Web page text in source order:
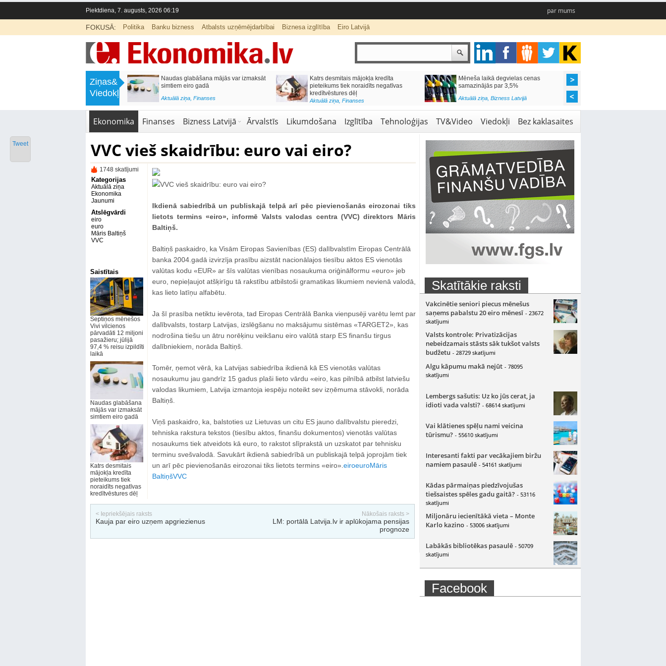
Piektdiena, 7. augusts, 2026 06:19 par mums
FOKUSĀ: Politika Banku bizness Atbalsts uzņēmējdarbībai Biznesa izglītība Eiro Latvijā
Ziņas&
Viedokļi
Septiņos mēnešos Vivi vilcienos
pārvadāti 12 miljoni pasažieru; jūlijā
Naudas glabāšana mājās var izmaksāt
simtiem eiro gadā
Aktuālā ziņa, Finanses
Katrs desmitais mājokļa kredīta
pieteikums tiek noraidīts negatīvas
kredītvēstures dēļ
Aktuālā ziņa, Finanses
Mēneša laikā degvielas cenas
samazinājās par 3,5%
Aktuālā ziņa, Bizness Latvijā
Ekonomika Finanses Bizness Latvijā Ārvalstīs Likumdošana Izglītība Tehnoloģijas TV&Video Viedokļi Bez kaklasaites
VVC vieš skaidrību: euro vai eiro?
1748 skatījumi
Kategorijas
Aktuālā ziņa
Ekonomika
Jaunumi
Atslēgvārdi
eiro
euro
Māris Baltiņš
VVC
Saistītais
Septiņos mēnešos
Vivi vilcienos
pārvadāti 12 miljoni
pasažieru; jūlijā
97,4 % reisu izpildīti
laikā
Naudas glabāšana
mājās var izmaksāt
simtiem eiro gadā
Katrs desmitais
mājokļa kredīta
pieteikums tiek
noraidīts negatīvas
kredītvēstures dēļ
Ikdienā sabiedrībā un publiskajā telpā arī pēc pievienošanās eirozonai tiks
lietots termins «eiro», informē Valsts valodas centra (VVC) direktors Māris
Baltiņš.
Baltiņš paskaidro, ka Visām Eiropas Savienības (ES) dalībvalstīm Eiropas Centrālā
banka 2004.gadā izvirzīja prasību aizstāt nacionālajos tiesību aktos ES vienotās
valūtas kodu «EUR» ar šīs valūtas vienības nosaukuma oriģinālformu «euro» jeb
euro, nepieļaujot atšķirīgu tā rakstību atbilstoši gramatikas likumiem nevienā valodā,
kas lieto latīņu alfabētu.
Ja šī prasība netiktu ievērota, tad Eiropas Centrālā Banka vienpusēji varētu lemt par
dalībvalsts, tostarp Latvijas, izslēgšanu no maksājumu sistēmas «TARGET2», kas
nodrošina tiešu un ātru norēķinu veikšanu eiro valūtā starp ES finanšu tirgus
dalībniekiem, norāda Baltiņš.
Tomēr, ņemot vērā, ka Latvijas sabiedrība ikdienā kā ES vienotās valūtas
nosaukumu jau gandrīz 15 gadus plaši lieto vārdu «eiro, kas pilnībā atbilst latviešu
valodas likumiem, Latvija izmantoja iespēju noteikt sev izņēmuma stāvokli, norāda
Baltiņš.
Viņš paskaidro, ka, balstoties uz Lietuvas un citu ES jauno dalībvalstu pieredzi,
tehniska rakstura tekstos (tiesību aktos, finanšu dokumentos) vienotās valūtas
nosaukums tiek atveidots kā euro, to rakstot slīprakstā un uzskatot par tehnisku
terminu svešvalodā. Savukārt ikdienā sabiedrībā un publiskajā telpā joprojām tiek
un arī pēc pievienošanās eirozonai tiks lietots termins «eiro». eiroeuroMāris
BaltiņšVVC
< Iepriekšējais raksts
Kauja par eiro uzņem apgriezienus
Nākošais raksts >
LM: portālā Latvija.lv ir aplūkojama pensijas
prognoze
Skatītākie raksti
Vakcinētie seniori piecus mēnešus
saņems pabalstu 20 eiro mēnesī - 23672
skatījumi
Valsts kontrole: Privatizācijas
nebeidzamais stāsts sāk tukšot valsts
budžetu - 28729 skatījumi
Algu kāpumu makā nejūt - 78095
skatījumi
Lembergs sašutis: Uz ko jūs cerat, ja
idioti vada valsti? - 68614 skatījumi
Vai klātienes spēļu nami veicina
tūrismu? - 55610 skatījumi
Interesanti fakti par vecākajiem biržu
namiem pasaulē - 54161 skatījumi
Kādas pārmaiņas piedzīvojušas
tiešsaistes spēles gadu gaitā? - 53116
skatījumi
Miljonāru iecienītākā vieta – Monte
Karlo kazino - 53006 skatījumi
Labākās bibliotēkas pasaulē - 50709
skatījumi
Facebook
Tweet